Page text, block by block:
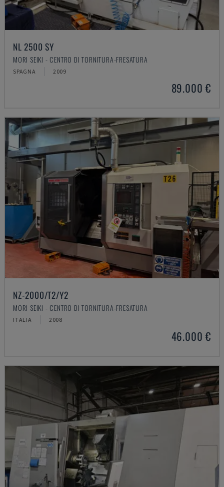
NL 2500 SY
MORI SEIKI - CENTRO DI TORNITURA-FRESATURA
SPAGNA 2009
89.000 €
NZ-2000/T2/Y2
MORI SEIKI - CENTRO DI TORNITURA-FRESATURA
ITALIA 2008
46.000 €